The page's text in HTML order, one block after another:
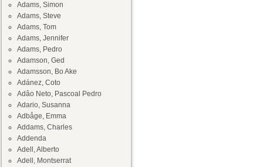
Adams, Simon
Adams, Steve
Adams, Tom
Adams, Jennifer
Adams, Pedro
Adamson, Ged
Adamsson, Bo Ake
Adánez, Coto
Adâo Neto, Pascoal Pedro
Adario, Susanna
Adbåge, Emma
Addams, Charles
Addenda
Adell, Alberto
Adell, Montserrat